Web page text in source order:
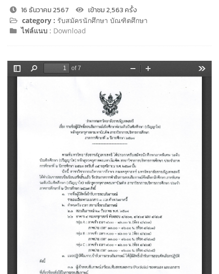
16 ธันวาคม 2567 เข้าชม 2,563 ครั้ง
category : รับสมัครนักศึกษา บัณฑิตศึกษา
ไฟล์แนบ : Download